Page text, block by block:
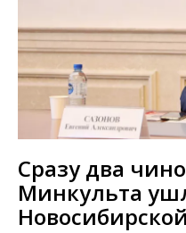
Сразу два
Минкульта